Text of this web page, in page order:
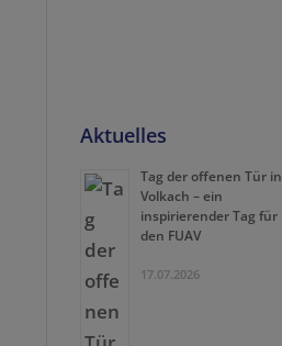
Aktuelles
Tag der offenen Tür in
Volkach – ein
inspirierender Tag für
den FUAV
17.07.2026